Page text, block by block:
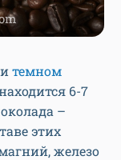
и темном
6-7
–
этих
железо